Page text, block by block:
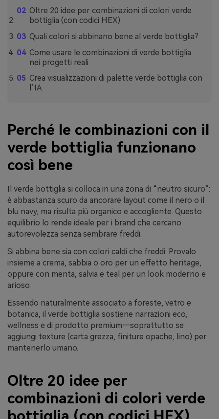
Oltre 20 idee per combinazioni di colori verde
bottiglia (con codici HEX)
Quali colori si abbinano bene al verde bottiglia?
Come usare le combinazioni di verde bottiglia
nei progetti reali
Crea visualizzazioni di palette verde bottiglia con
l’IA
Perché le combinazioni con il
verde bottiglia funzionano
così bene
Il verde bottiglia si colloca in una zona di “neutro sicuro”:
è abbastanza scuro da ancorare layout come il nero o il
blu navy, ma risulta più organico e accogliente. Questo
equilibrio lo rende ideale per i brand che cercano
autorevolezza senza sembrare freddi.
Si abbina bene sia con colori caldi che freddi. Provalo
insieme a crema, sabbia o oro per un effetto heritage,
oppure con menta, salvia e teal per un look moderno e
arioso.
Essendo naturalmente associato a foreste, vetro e
botanica, il verde bottiglia sostiene narrazioni eco,
wellness e di prodotto premium—soprattutto se
aggiungi texture (carta grezza, finiture opache, lino) per
mantenerlo umano.
Oltre 20 idee per
combinazioni di colori verde